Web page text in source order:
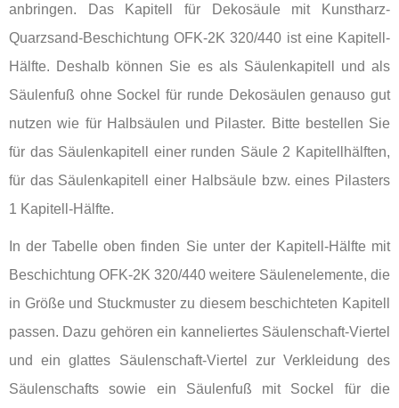
anbringen. Das Kapitell für Dekosäule mit Kunstharz-
Quarzsand-Beschichtung OFK-2K 320/440 ist eine Kapitell-
Hälfte. Deshalb können Sie es als Säulenkapitell und als
Säulenfuß ohne Sockel für runde Dekosäulen genauso gut
nutzen wie für Halbsäulen und Pilaster. Bitte bestellen Sie
für das Säulenkapitell einer runden Säule 2 Kapitellhälften,
für das Säulenkapitell einer Halbsäule bzw. eines Pilasters
1 Kapitell-Hälfte.
In der Tabelle oben finden Sie unter der Kapitell-Hälfte mit
Beschichtung OFK-2K 320/440 weitere Säulenelemente, die
in Größe und Stuckmuster zu diesem beschichteten Kapitell
passen. Dazu gehören ein kanneliertes Säulenschaft-Viertel
und ein glattes Säulenschaft-Viertel zur Verkleidung des
Säulenschafts sowie ein Säulenfuß mit Sockel für die